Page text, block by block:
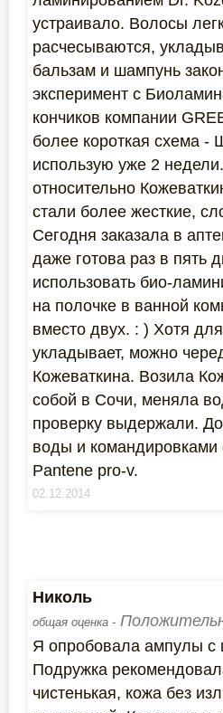
устраивало. Волосы
расчесываются,
бальзам и шампунь
эксперимент с
кончиков компании
более короткая схема -
использую уже 2
относительно
стали более жесткие,
Сегодня заказала в
даже готова раз в пять
использовать био-
на полочке в ванной
вместо двух. : ) Хотя
укладывает, можно
Кожеваткина. Возила
собой в Сочи, меняла
проверку выдержали.
воды и командировками
Pantene pro-v.
02.12.2014
Николь
общая оценка -
Я опробовала ампулы с
Подружка
чистенькая, кожа без